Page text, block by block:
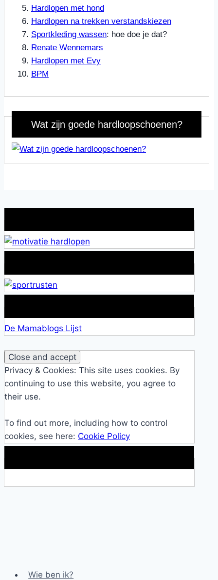
Hardlopen met hond
Hardlopen na trekken verstandskiezen
Sportkleding wassen: hoe doe je dat?
Renate Wennemars
Hardlopen met Evy
BPM
Wat zijn goede hardloopschoenen?
De Mamablogs Lijst
Privacy & Cookies: This site uses cookies. By
continuing to use this website, you agree to
their use.
To find out more, including how to control
cookies, see here: Cookie Policy
Wie ben ik?